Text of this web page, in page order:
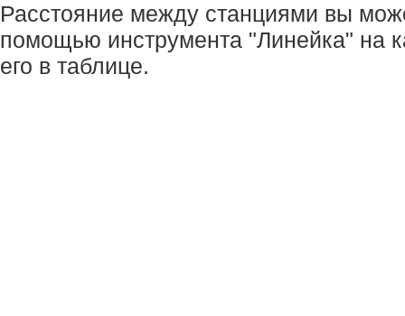
Расстояние между станциями вы
помощью инструмента "Линейка" на
его в таблице.